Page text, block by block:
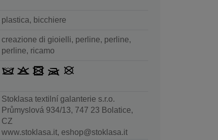
plastica, bicchiere
creazione di gioielli, perline, perline,
perline, ricamo
Stoklasa textilní galanterie s.r.o.
Průmyslová 934/13, 747 23 Bolatice,
CZ
www.stoklasa.it, eshop@stoklasa.it